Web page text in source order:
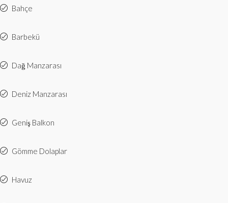
Bahçe
Barbekü
Dağ Manzarası
Deniz Manzarası
Geniş Balkon
Gömme Dolaplar
Havuz